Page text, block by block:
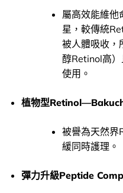
屬高效能維
星，較傳統
被人體吸收，
醇Retinol高
使用。
植物型
被譽為天然界
緩同時護理。
彈力升級Peptide